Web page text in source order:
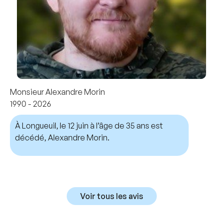
Monsieur Alexandre Morin
1990 - 2026
À Longueuil, le 12 juin à l’âge de 35 ans est
décédé, Alexandre Morin.
Voir tous les avis